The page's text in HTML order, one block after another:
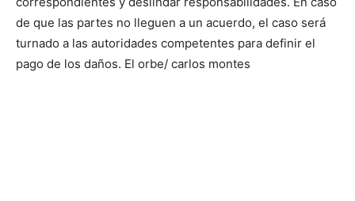
de que las partes no lleguen a un acuerdo, el caso será
turnado a las autoridades competentes para definir el
pago de los daños. El orbe/ carlos montes